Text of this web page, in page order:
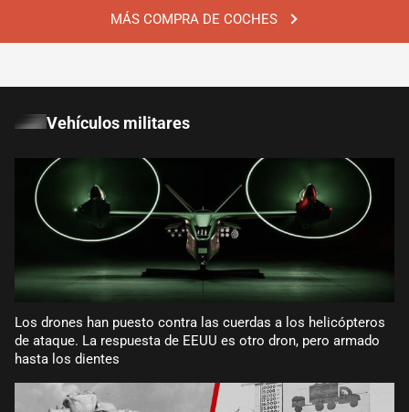
MÁS COMPRA DE COCHES
Vehículos militares
Los drones han puesto contra las cuerdas a los helicópteros
de ataque. La respuesta de EEUU es otro dron, pero armado
hasta los dientes